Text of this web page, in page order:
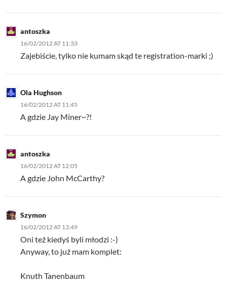
antoszka
16/02/2012 AT 11:33
Zajebiście, tylko nie kumam skąd te registration-marki ;)
Ola Hughson
16/02/2012 AT 11:45
A gdzie Jay Miner~?!
antoszka
16/02/2012 AT 12:05
A gdzie John McCarthy?
Szymon
16/02/2012 AT 13:49
Oni też kiedyś byli młodzi :-)
Anyway, to już mam komplet:
Knuth Tanenbaum